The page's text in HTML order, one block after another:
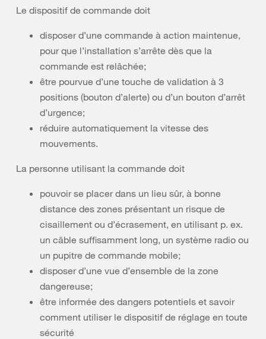
Le dispositif de commande doit
disposer d’une commande à action maintenue,
pour que l’installation s’arrête dès que la
commande est relâchée;
être pourvue d’une touche de validation à 3
positions (bouton d’alerte) ou d’un bouton d’arrêt
d’urgence;
réduire automatiquement la vitesse des
mouvements.
La personne utilisant la commande doit
pouvoir se placer dans un lieu sûr, à bonne
distance des zones présentant un risque de
cisaillement ou d’écrasement, en utilisant p. ex.
un câble suffisamment long, un système radio ou
un pupitre de commande mobile;
disposer d’une vue d’ensemble de la zone
dangereuse;
être informée des dangers potentiels et savoir
comment utiliser le dispositif de réglage en toute
sécurité